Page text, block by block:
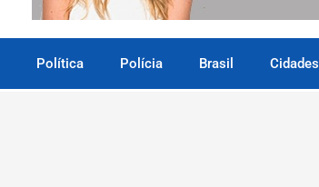
Política Polícia Brasil Cidades